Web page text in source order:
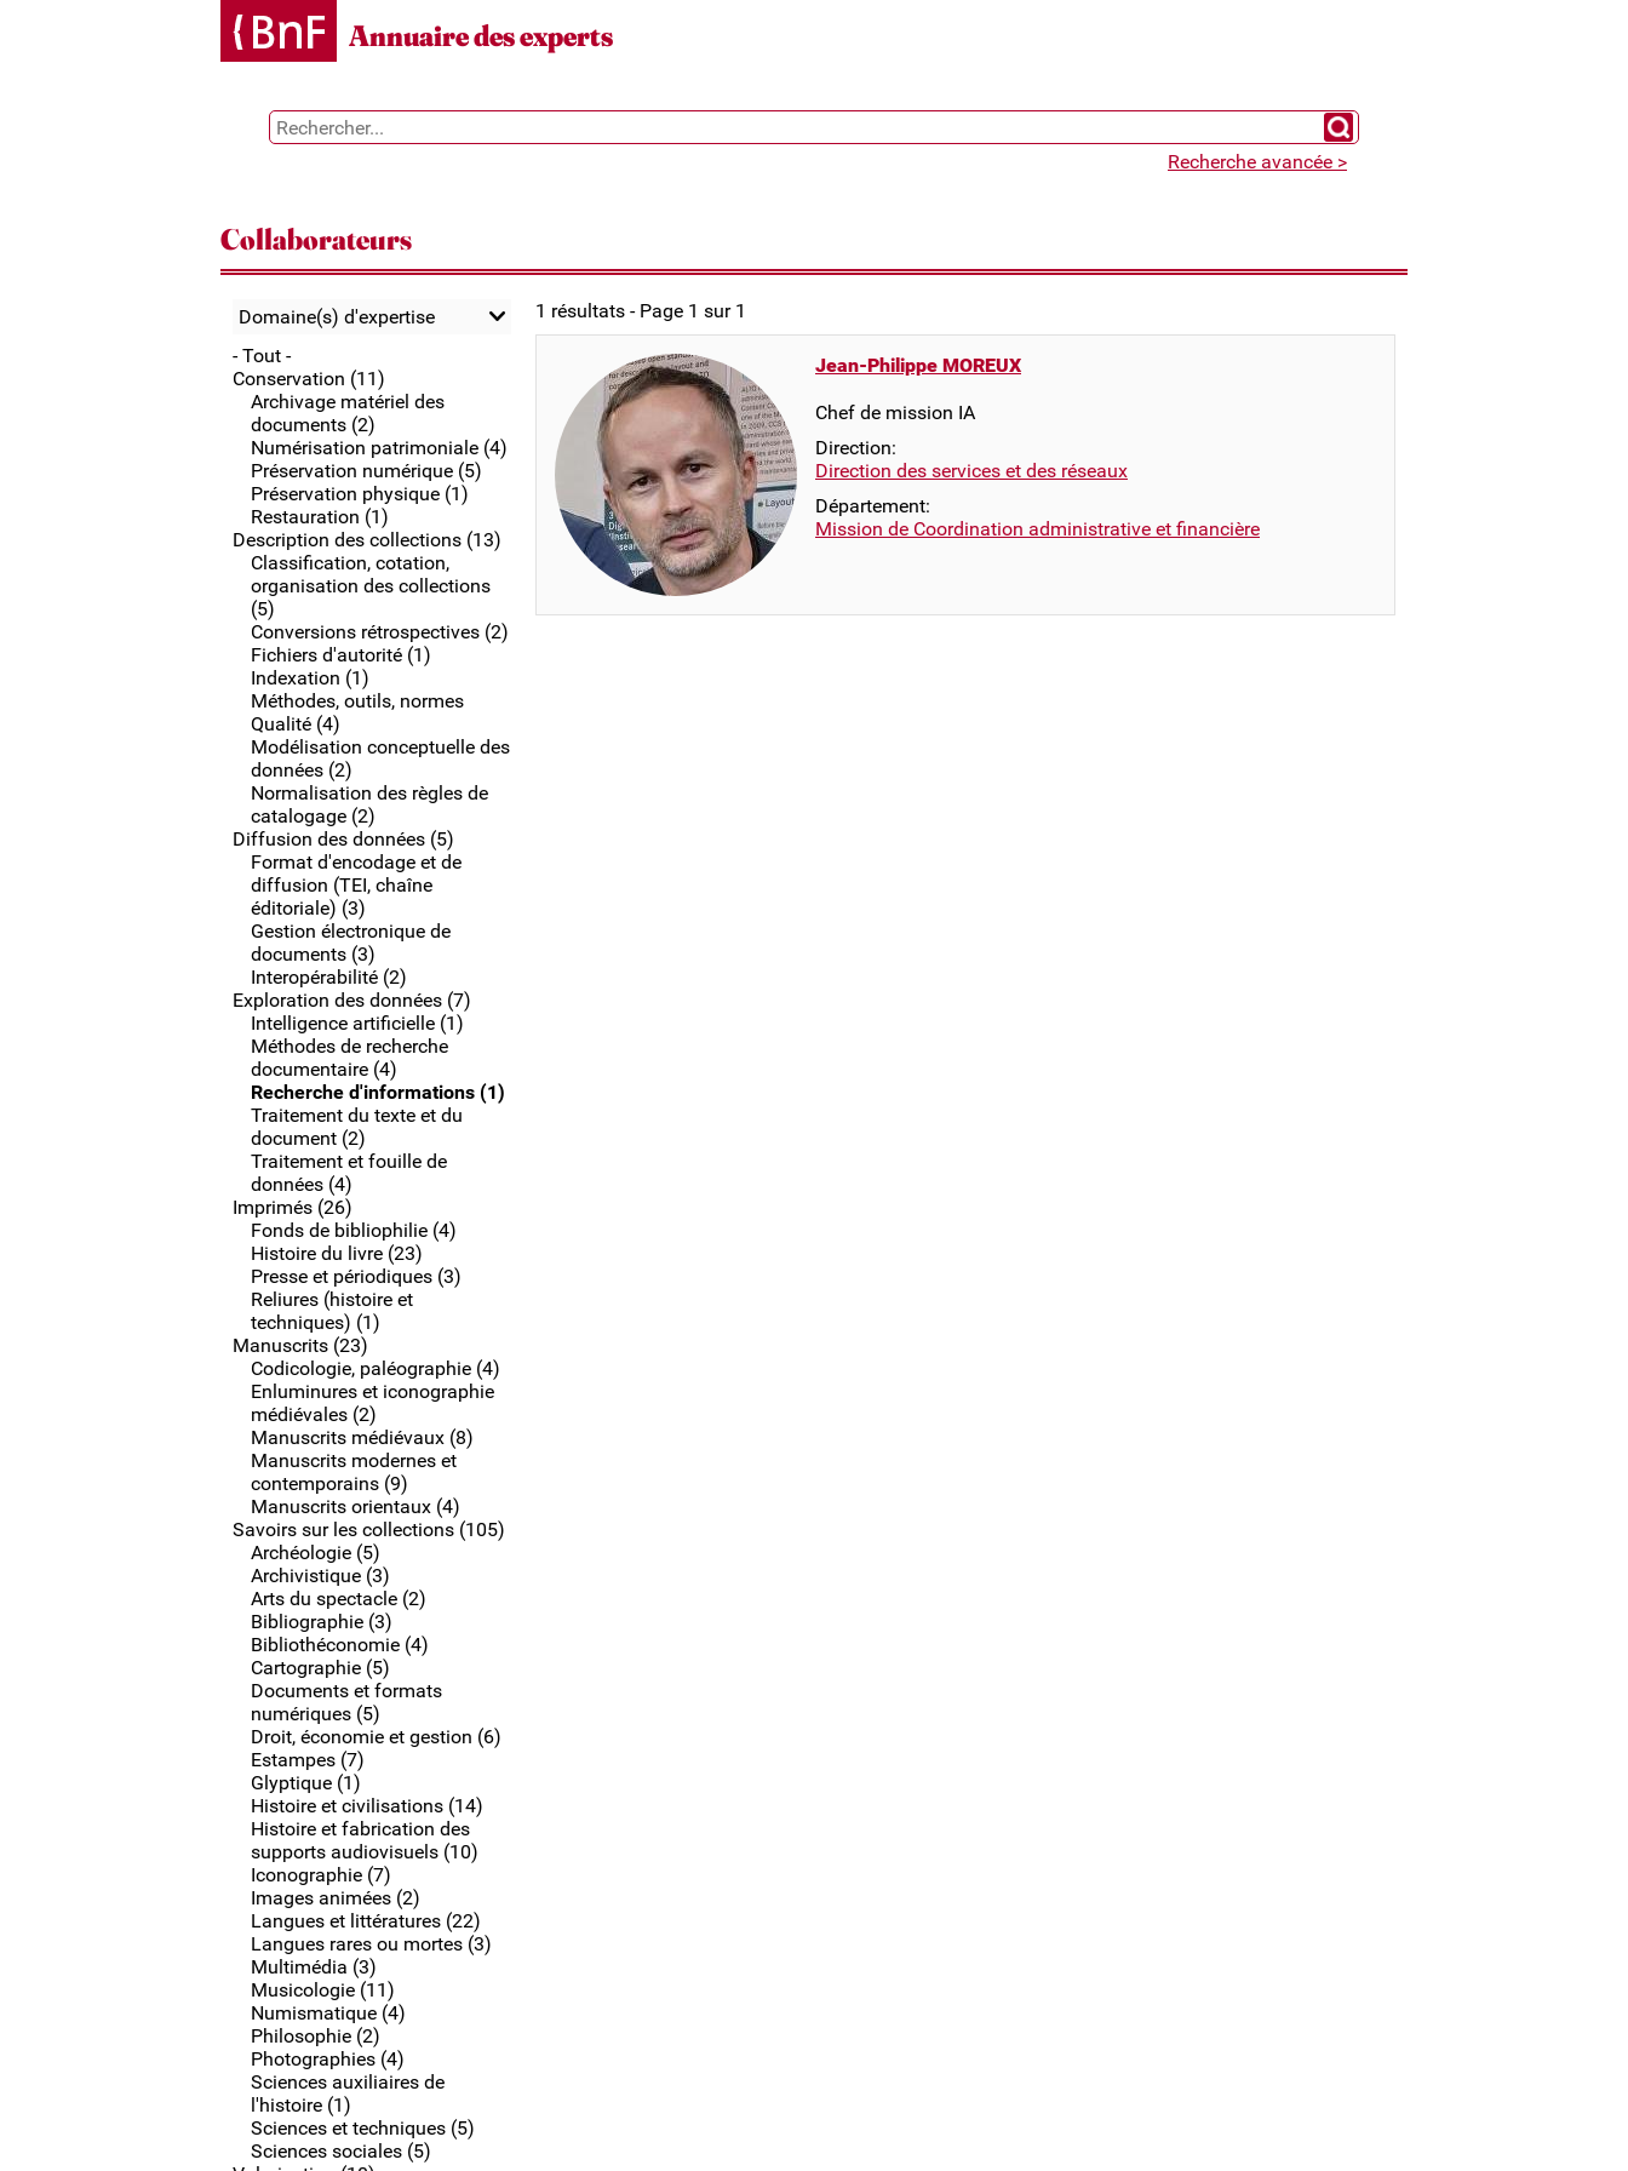
Annuaire des experts
Chercher un expert
Recherche avancée >
Collaborateurs
Domaine(s) d'expertise
- Tout -
Conservation (11)
Archivage matériel des
documents (2)
Numérisation patrimoniale (4)
Préservation numérique (5)
Préservation physique (1)
Restauration (1)
Description des collections (13)
Classification, cotation,
organisation des collections
(5)
Conversions rétrospectives (2)
Fichiers d'autorité (1)
Indexation (1)
Méthodes, outils, normes
Qualité (4)
Modélisation conceptuelle des
données (2)
Normalisation des règles de
catalogage (2)
Diffusion des données (5)
Format d'encodage et de
diffusion (TEI, chaîne
éditoriale) (3)
Gestion électronique de
documents (3)
Interopérabilité (2)
Exploration des données (7)
Intelligence artificielle (1)
Méthodes de recherche
documentaire (4)
Recherche d'informations (1)
Traitement du texte et du
document (2)
Traitement et fouille de
données (4)
Imprimés (26)
Fonds de bibliophilie (4)
Histoire du livre (23)
Presse et périodiques (3)
Reliures (histoire et
techniques) (1)
Manuscrits (23)
Codicologie, paléographie (4)
Enluminures et iconographie
médiévales (2)
Manuscrits médiévaux (8)
Manuscrits modernes et
contemporains (9)
Manuscrits orientaux (4)
Savoirs sur les collections (105)
Archéologie (5)
Archivistique (3)
Arts du spectacle (2)
Bibliographie (3)
Bibliothéconomie (4)
Cartographie (5)
Documents et formats
numériques (5)
Droit, économie et gestion (6)
Estampes (7)
Glyptique (1)
Histoire et civilisations (14)
Histoire et fabrication des
supports audiovisuels (10)
Iconographie (7)
Images animées (2)
Langues et littératures (22)
Langues rares ou mortes (3)
Multimédia (3)
Musicologie (11)
Numismatique (4)
Philosophie (2)
Photographies (4)
Sciences auxiliaires de
l'histoire (1)
Sciences et techniques (5)
Sciences sociales (5)
1 résultats - Page 1 sur 1
Jean-Philippe MOREUX
Chef de mission IA
Direction:
Direction des services et des réseaux
Département:
Mission de Coordination administrative et financière